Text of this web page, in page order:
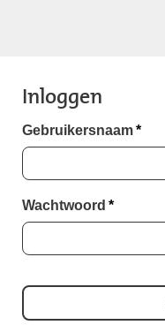
Inloggen
Gebruikersnaam*
Wachtwoord *